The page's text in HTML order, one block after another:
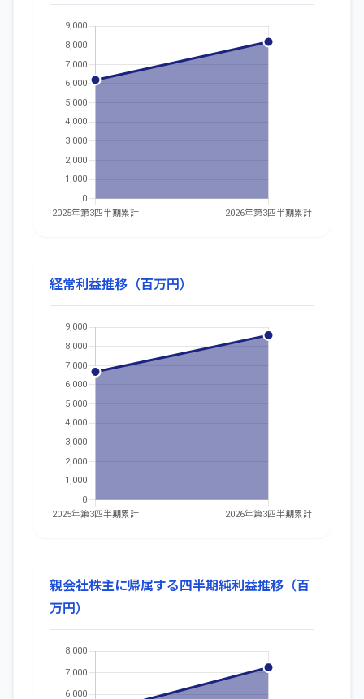
経常利益推移（百万円）
親会社株主に帰属する四半期純利益推移（百
万円）